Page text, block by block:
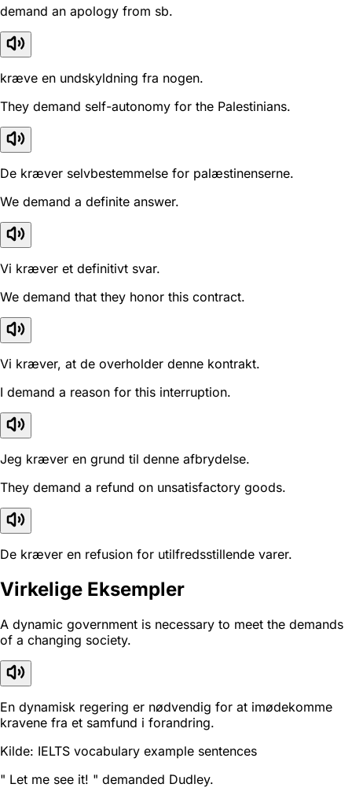
demand an apology from sb.
kræve en undskyldning fra nogen.
They demand self-autonomy for the Palestinians.
De kræver selvbestemmelse for palæstinenserne.
We demand a definite answer.
Vi kræver et definitivt svar.
We demand that they honor this contract.
Vi kræver, at de overholder denne kontrakt.
I demand a reason for this interruption.
Jeg kræver en grund til denne afbrydelse.
They demand a refund on unsatisfactory goods.
De kræver en refusion for utilfredsstillende varer.
Virkelige Eksempler
A dynamic government is necessary to meet the demands
of a changing society.
En dynamisk regering er nødvendig for at imødekomme
kravene fra et samfund i forandring.
Kilde: IELTS vocabulary example sentences
" Let me see it! " demanded Dudley.